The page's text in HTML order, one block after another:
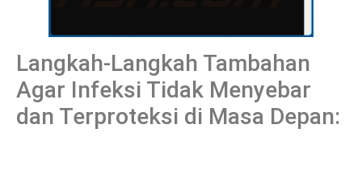
Langkah-Langkah Tambahan
Agar Infeksi Tidak Menyebar
dan Terproteksi di Masa Depan: